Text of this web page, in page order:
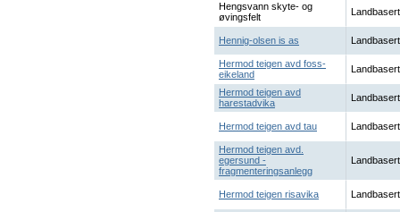
Hengsvann skyte- og
øvingsfelt
Landbasert
Hennig-olsen is as Landbasert
Hermod teigen avd foss-
eikeland
Landbasert
Hermod teigen avd
harestadvika
Landbasert
Hermod teigen avd tau Landbasert
Hermod teigen avd.
egersund -
fragmenteringsanlegg
Landbasert
Hermod teigen risavika Landbasert